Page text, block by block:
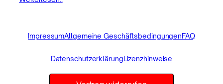
ImpressumAllgemeine GeschäftsbedingungenFAQ
DatenschutzerklärungLizenzhinweise